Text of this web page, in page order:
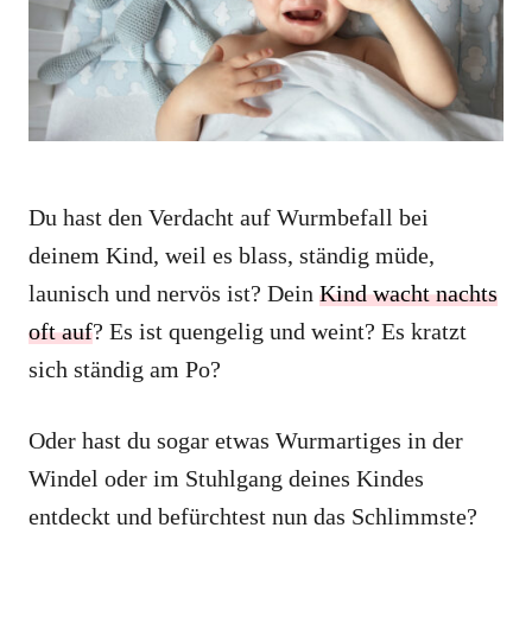
s
Du hast den Verdacht auf Wurmbefall bei
deinem Kind, weil es blass, ständig müde,
launisch und nervös ist? Dein Kind wacht nachts
oft auf? Es ist quengelig und weint? Es kratzt
sich ständig am Po?
Oder hast du sogar etwas Wurmartiges in der
Windel oder im Stuhlgang deines Kindes
entdeckt und befürchtest nun das Schlimmste?